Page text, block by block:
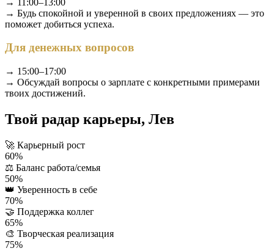
→ Будь спокойной и уверенной в своих предложениях — это
поможет добиться успеха.
Для денежных вопросов
→ 15:00–17:00
→ Обсуждай вопросы о зарплате с конкретными примерами
твоих достижений.
Твой радар карьеры, Лев
🚀 Карьерный рост
60%
⚖️ Баланс работа/семья
50%
👑 Уверенность в себе
70%
🤝 Поддержка коллег
65%
🎨 Творческая реализация
75%